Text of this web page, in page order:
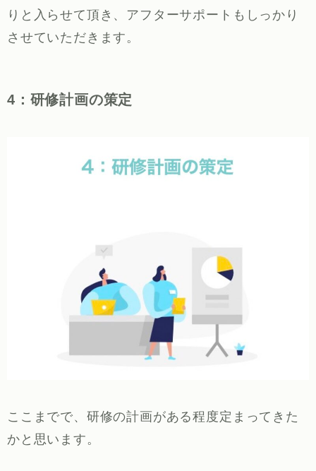
りと入らせて頂き、アフターサポートもしっかり
させていただきます。
4：研修計画の策定
ここまでで、研修の計画がある程度定まってきた
かと思います。